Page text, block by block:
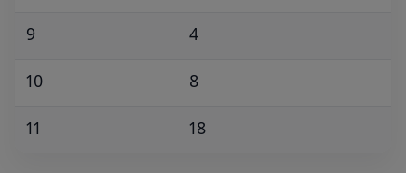
9 4
10 8
11 18